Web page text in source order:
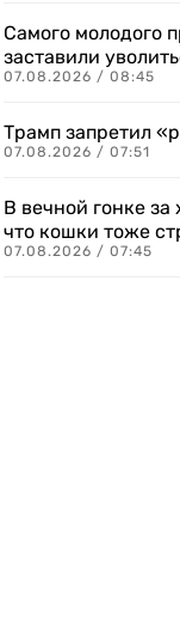
Самого молодого
заставили
07.08.2026 / 08:45
Трамп запретил
07.08.2026 / 07:51
В вечной гонке за
что кошки тоже
07.08.2026 / 07:45